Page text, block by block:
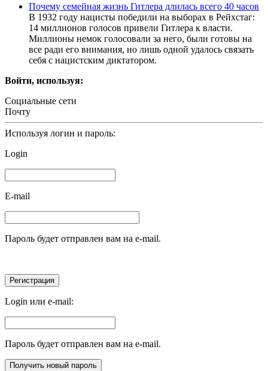
Почему семейная жизнь Гитлера длилась всего 40 часов
В 1932 году нацисты победили на выборах в Рейхстаг:
14 миллионов голосов привели Гитлера к власти.
Миллионы немок голосовали за него, были готовы на
все ради его внимания, но лишь одной удалось связать
себя с нацистским диктатором.
Войти, используя:
Социальные сети
Почту
Используя логин и пароль:
Login
E-mail
Пароль будет отправлен вам на e-mail.
Login или e-mail:
Пароль будет отправлен вам на e-mail.